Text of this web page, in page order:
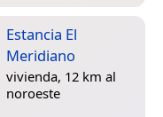
Estancia El
Meridiano
vivienda, 12 km al
noroeste